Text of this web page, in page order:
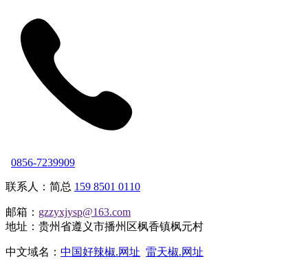
0856-7239909
联系人：简总 159 8501 0110
邮箱： gzzyxjysp@163.com
地址：贵州省遵义市播州区枫香镇枫元村
中文域名： 中国好辣椒.网址 雷天椒.网址